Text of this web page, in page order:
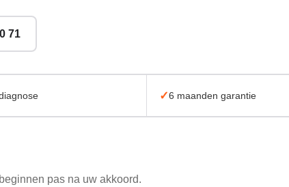
71
✓6 maanden garantie
pas na uw akkoord.